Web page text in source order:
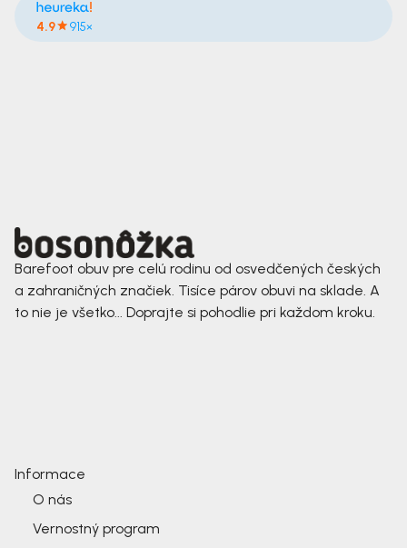
4.9 915×
Barefoot obuv pre celú rodinu od osvedčených českých
a zahraničných značiek. Tisíce párov obuvi na sklade. A
to nie je všetko... Doprajte si pohodlie pri každom kroku.
Informace
O nás
Vernostný program